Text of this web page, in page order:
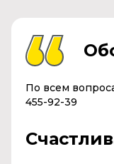
По всем
455-92-39